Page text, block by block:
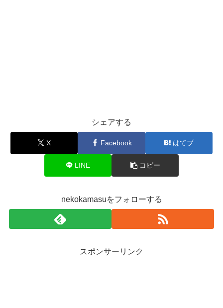
シェアする
X Facebook はてブ
LINE コピー
nekokamasuをフォローする
スポンサーリンク